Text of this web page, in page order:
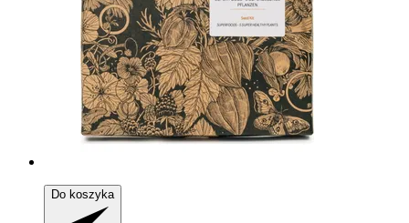
Do koszyka